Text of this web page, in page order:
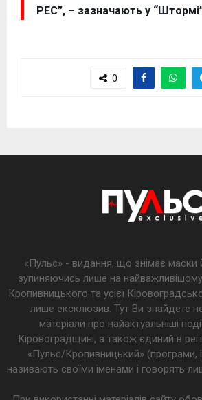
РЕС”, – зазначають у
0
«Пульс» - видання, що знімає маски
зупиняючись лише на найважливішому
Кропивницького та усієї
лише ексклюзив. Тут Ви знайдете не
матеріали про найактуальніші
Кіровоградщині, а також єдиний в
«Пульс/Кропивницький» (програми,
називають своїми іменами і говорять